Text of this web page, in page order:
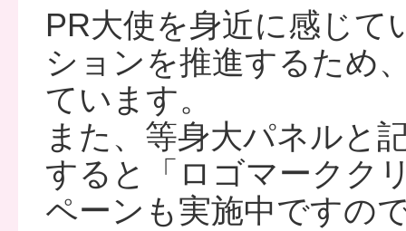
PR大使を身近に感じ
ションを推進するため
ています。
また、等身大パネルと
すると「ロゴマークク
ペーンも実施中ですの